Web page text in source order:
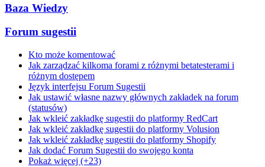
Baza Wiedzy
Forum sugestii
Kto może komentować
Jak zarządzać kilkoma forami z różnymi betatesterami i
różnym dostępem
Język interfejsu Forum Sugestii
Jak ustawić własne nazwy głównych zakładek na forum
(statusów)
Jak wkleić zakładkę sugestii do platformy RedCart
Jak wkleić zakładkę sugestii do platformy Volusion
Jak wkleić zakładkę sugestii do platformy Shopify
Jak dodać Forum Sugestii do swojego konta
Pokaż więcej (+23)